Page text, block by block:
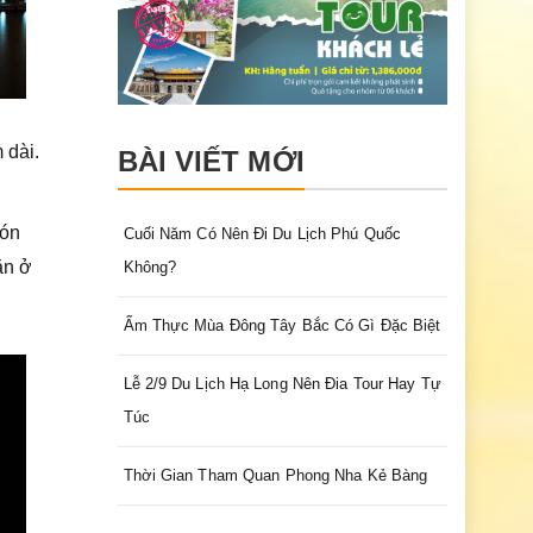
dài.
ở
BÀI VIẾT MỚI
Cuối Năm Có Nên Đi Du Lịch Phú Quốc
Không?
Ẩm Thực Mùa Đông Tây Bắc Có Gì Đặc Biệt
Lễ 2/9 Du Lịch Hạ Long Nên Đia Tour Hay Tự
Túc
Thời Gian Tham Quan Phong Nha Kẻ Bàng